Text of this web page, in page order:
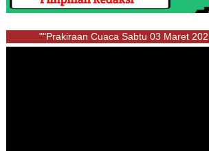
""Prakiraan Cuaca Sabtu 03 Maret